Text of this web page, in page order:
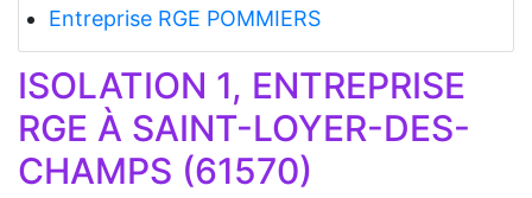
Entreprise RGE POMMIERS
ISOLATION 1, ENTREPRISE
RGE À SAINT-LOYER-DES-
CHAMPS (61570)